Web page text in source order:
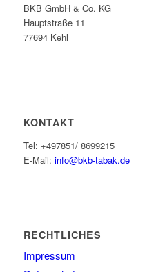
BKB GmbH & Co. KG
Hauptstraße 11
77694 Kehl
KONTAKT
Tel: +497851/ 8699215
E-Mail: info@bkb-tabak.de
RECHTLICHES
Impressum